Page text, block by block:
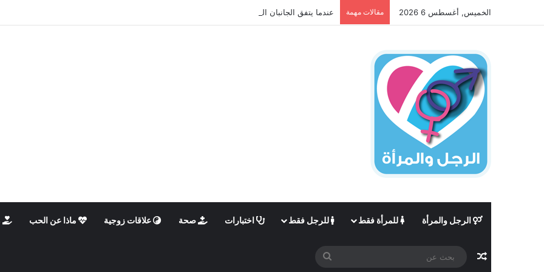
الخميس, أغسطس 6 2026 مقالات مهمة عندما يتفق الجانبان الذكوري والأنثوي داخلنا، ما الذي يحدث؟
الرجل والمرأة للمرأة فقط للرجل فقط اختبارات صحة علاقات زوجية ماذا عن الحب
مقال عشوائي